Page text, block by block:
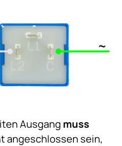
Ausgang muss
angeschlossen sein,